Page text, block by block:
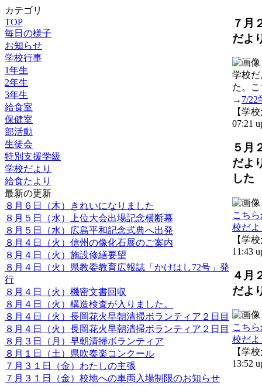
カテゴリ
TOP
毎日の様子
お知らせ
学校行事
1年生
2年生
3年生
給食室
保健室
部活動
生徒会
特別支援学級
学校だより
給食たより
最新の更新
８月６日（木）きれいになりました
８月５日（水）上位大会出場記念横断幕
８月５日（水）広島平和記念式典へ出発
８月４日（火）信州の像化石展のご案内
８月４日（火）施設修繕要望
８月４日（火）県教委教育広報誌「かけはし72号」発
行
８月４日（火）機密文書回収
８月４日（火）構造検査が入りました。
８月４日（火）長岡花火早朝清掃ボランティア２日目
８月４日（火）長岡花火早朝清掃ボランティア２日目
８月３日（月）早朝清掃ボランティア
８月１日（土）県吹奏楽コンクール
７月３１日（金）わたしの主張
７月３１日（金）校地への車両入場制限のお知らせ
７月
だよ
学校
た。
→ 7/22
【学
07:21
５月
だよ
した
こち
校だよ
【学
11:43
４月
だよ
こち
校だよ
【学
13:52